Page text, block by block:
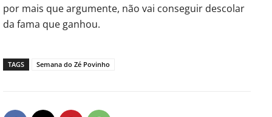
por mais que argumente, não vai conseguir descolar
da fama que ganhou.
TAGS Semana do Zé Povinho